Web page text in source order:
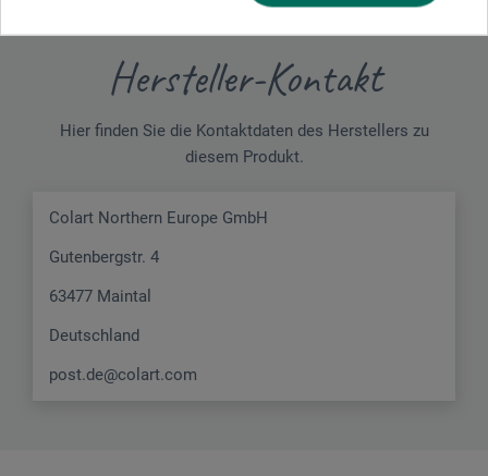
Hersteller-Kontakt
Hier finden Sie die Kontaktdaten des Herstellers zu
diesem Produkt.
Colart Northern Europe GmbH
Gutenbergstr. 4
63477 Maintal
Deutschland
post.de@colart.com